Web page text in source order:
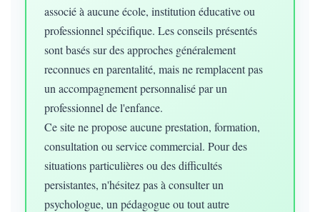
associé à aucune école, institution éducative ou
professionnel spécifique. Les conseils présentés
sont basés sur des approches généralement
reconnues en parentalité, mais ne remplacent pas
un accompagnement personnalisé par un
professionnel de l'enfance.
Ce site ne propose aucune prestation, formation,
consultation ou service commercial. Pour des
situations particulières ou des difficultés
persistantes, n'hésitez pas à consulter un
psychologue, un pédagogue ou tout autre